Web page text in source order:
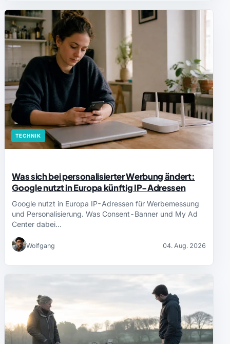
TECHNIK
Was sich bei personalisierter Werbung ändert:
Google nutzt in Europa künftig IP-Adressen
Google nutzt in Europa IP-Adressen für Werbemessung
und Personalisierung. Was Consent-Banner und My Ad
Center dabei…
Wolfgang 04. Aug. 2026